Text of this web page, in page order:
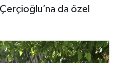
da özel